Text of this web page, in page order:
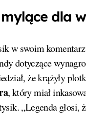
dla
w swoim
dotyczące
że krążyły
, który miał
„Legenda głosi,